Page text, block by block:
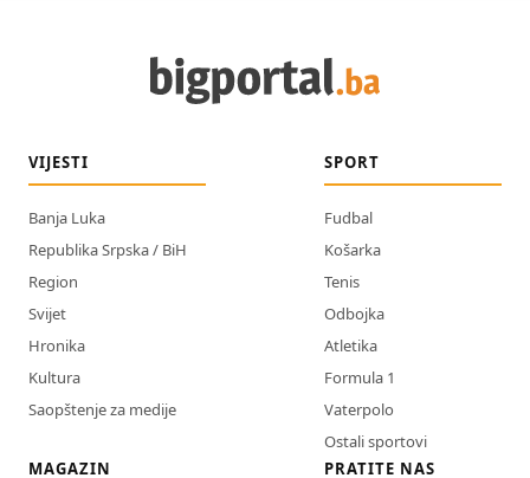
VIJESTI
Banja Luka
Republika Srpska / BiH
Region
Svijet
Hronika
Kultura
Saopštenje za medije
SPORT
Fudbal
Košarka
Tenis
Odbojka
Atletika
Formula 1
Vaterpolo
Ostali sportovi
MAGAZIN
PRATITE NAS